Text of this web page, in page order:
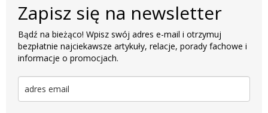
Zapisz się na newsletter
Bądź na bieżąco! Wpisz swój adres e-mail i otrzymuj
bezpłatnie najciekawsze artykuły, relacje, porady fachowe i
informacje o promocjach.